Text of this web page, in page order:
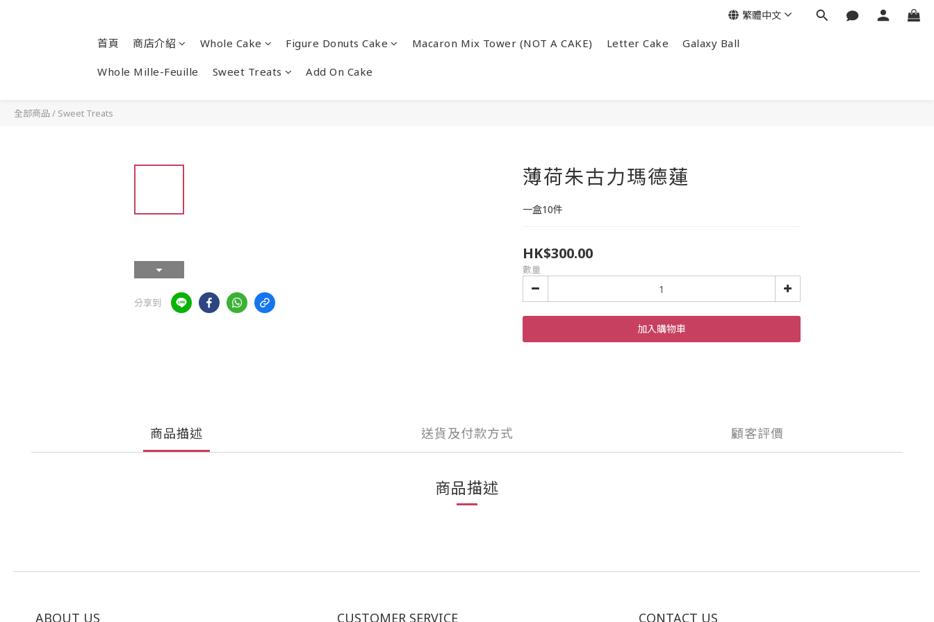
首頁 商店介紹 Whole Cake Figure Donuts Cake Macaron Mix Tower (NOT A CAKE) Letter Cake Galaxy Ball
Whole Mille-Feuille Sweet Treats Add On Cake
繁體中文
全部商品 / Sweet Treats
分享到
薄荷朱古力瑪德蓮
一盒10件
HK$300.00
數量
加入購物車
商品描述 送貨及付款方式 顧客評價
商品描述
ABOUT US CUSTOMER SERVICE CONTACT US